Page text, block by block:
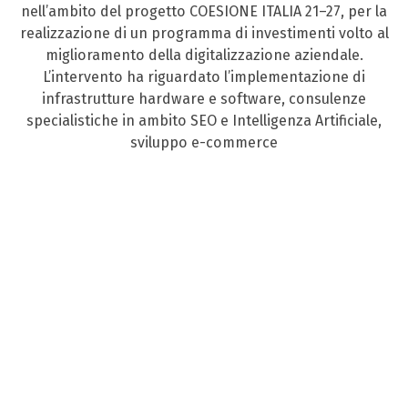
nell’ambito del progetto COESIONE ITALIA 21–27, per la
realizzazione di un programma di investimenti volto al
miglioramento della digitalizzazione aziendale.
L’intervento ha riguardato l’implementazione di
infrastrutture hardware e software, consulenze
specialistiche in ambito SEO e Intelligenza Artificiale,
sviluppo e-commerce